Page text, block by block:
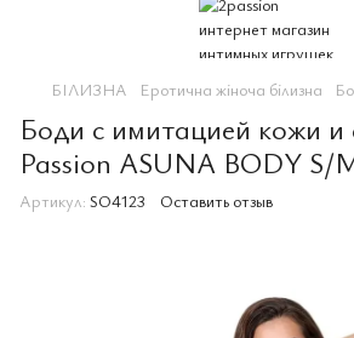
БІЛИЗНА Еротична жіноча білизна
Боди с имитацией кожи и
Passion ASUNA BODY S/
Артикул: SO4123 Оставить отзыв